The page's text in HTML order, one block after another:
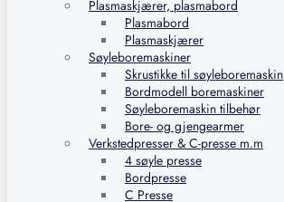
Plasmaskjærer, plasmabord
Plasmabord
Plasmaskjærer
Søyleboremaskiner
Skrustikke til søyleboremaskin
Bordmodell boremaskiner
Søyleboremaskin tilbehør
Bore- og gjengearmer
Verkstedpresser & C-presse m.m
4 søyle presse
Bordpresse
C Presse